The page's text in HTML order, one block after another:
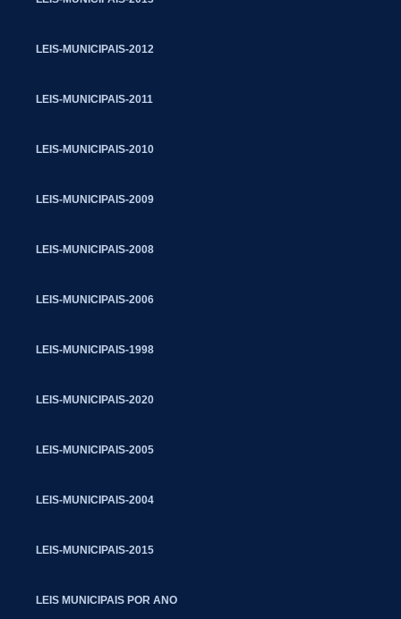
LEIS-MUNICIPAIS-2012
LEIS-MUNICIPAIS-2011
LEIS-MUNICIPAIS-2010
LEIS-MUNICIPAIS-2009
LEIS-MUNICIPAIS-2008
LEIS-MUNICIPAIS-2006
LEIS-MUNICIPAIS-1998
LEIS-MUNICIPAIS-2020
LEIS-MUNICIPAIS-2005
LEIS-MUNICIPAIS-2004
LEIS-MUNICIPAIS-2015
LEIS MUNICIPAIS POR ANO